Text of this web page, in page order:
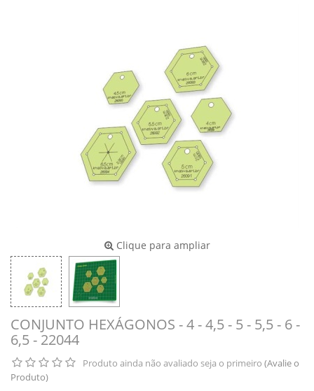
Clique para ampliar
CONJUNTO HEXÁGONOS - 4 - 4,5 - 5 - 5,5 - 6 -
6,5 - 22044
Produto ainda não avaliado seja o primeiro (Avalie o
Produto)